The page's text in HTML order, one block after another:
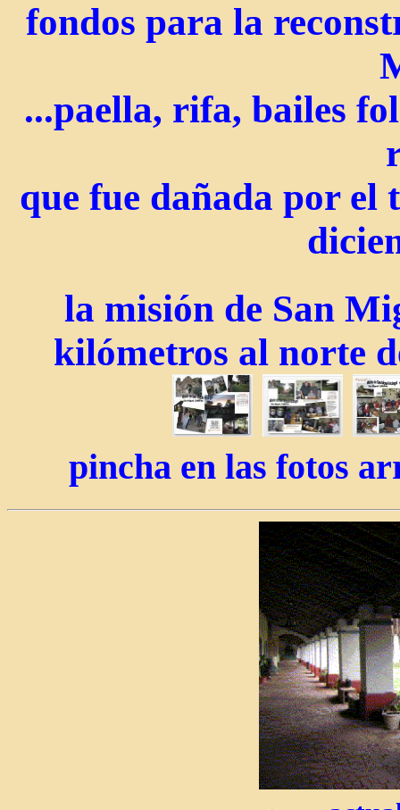
fondos para la
...paella, rifa, bailes
que fue dañada por el
la misión de San
kilómetros al norte
pincha en las fotos